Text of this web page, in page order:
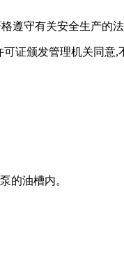
遵守有关安全生产的
证颁发管理机关同意,
的油槽内。